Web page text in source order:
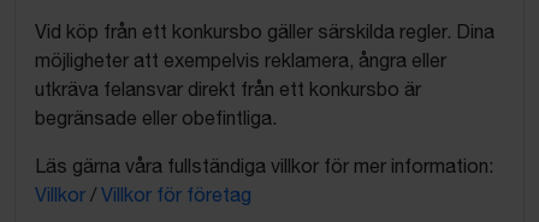
Vid köp från ett konkursbo gäller särskilda regler. Dina
möjligheter att exempelvis reklamera, ångra eller
utkräva felansvar direkt från ett konkursbo är
begränsade eller obefintliga.
Läs gärna våra fullständiga villkor för mer information:
Villkor / Villkor för företag